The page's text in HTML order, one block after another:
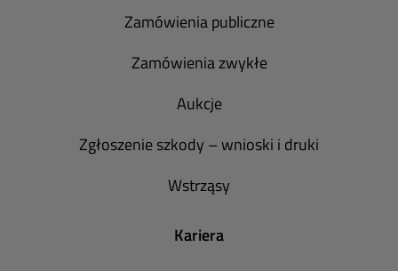
Zamówienia publiczne
Zamówienia zwykłe
Aukcje
Zgłoszenie szkody – wnioski i druki
Wstrząsy
Kariera